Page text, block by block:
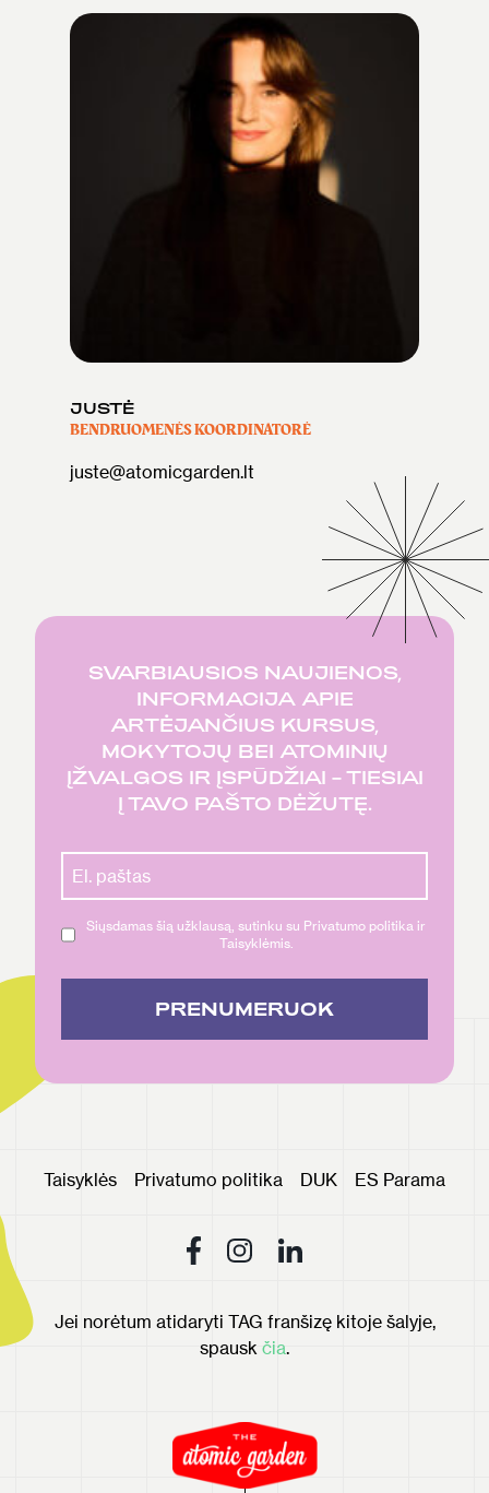
JUSTĖ
BENDRUOMENĖS KOORDINATORĖ
juste@atomicgarden.lt
SVARBIAUSIOS NAUJIENOS,
INFORMACIJA APIE
ARTĖJANČIUS KURSUS,
MOKYTOJŲ BEI ATOMINIŲ
ĮŽVALGOS IR ĮSPŪDŽIAI – TIESIAI
Į TAVO PAŠTO DĖŽUTĘ.
Siųsdamas šią užklausą, sutinku su Privatumo politika ir
Taisyklėmis.
PRENUMERUOK
Taisyklės Privatumo politika DUK ES Parama
Jei norėtum atidaryti TAG franšizę kitoje šalyje,
spausk čia.